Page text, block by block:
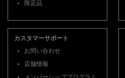
限定品
カスタマーサポート
お問い合わせ
店舗情報